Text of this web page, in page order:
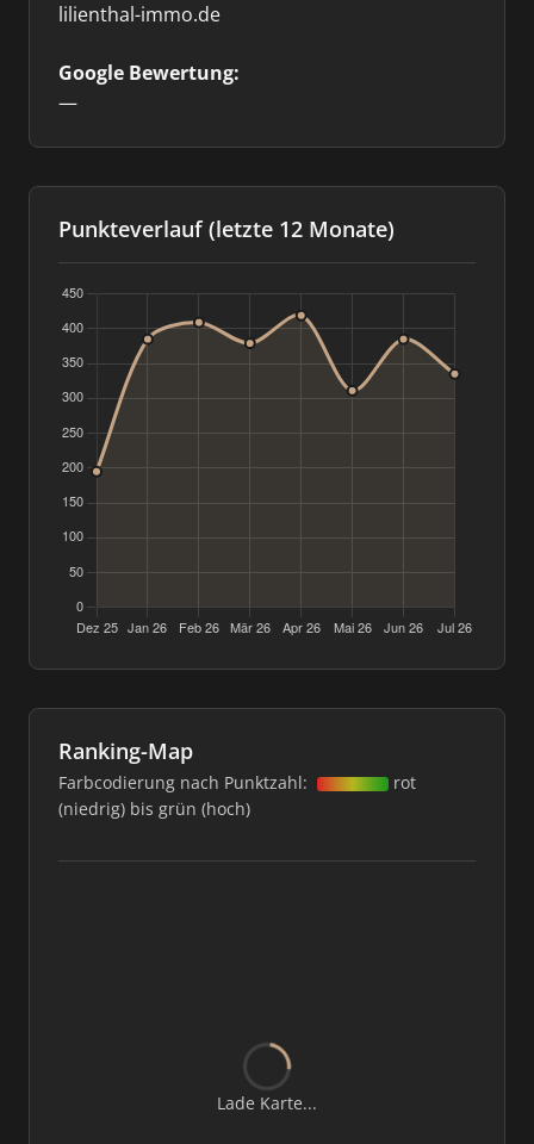
lilienthal-immo.de
Google Bewertung:
—
Punkteverlauf (letzte 12 Monate)
Ranking-Map
Farbcodierung nach Punktzahl:
rot
(niedrig) bis grün (hoch)
Lade Karte...